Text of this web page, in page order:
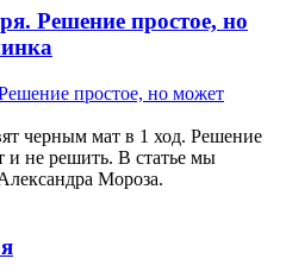
Решение простое, но
черным мат в 1 ход. Решение
и не решить. В статье мы
Мороза.